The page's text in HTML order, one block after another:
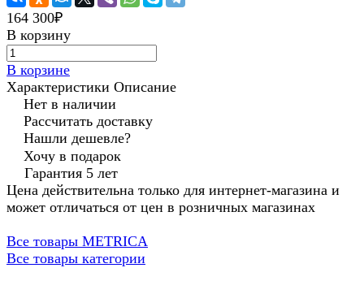
164 300₽
В корзину
В корзине
Характеристики Описание
Нет в наличии
Рассчитать доставку
Нашли дешевле?
Хочу в подарок
Гарантия 5 лет
Цена действительна только для интернет-магазина и
может отличаться от цен в розничных магазинах
Все товары METRICA
Все товары категории